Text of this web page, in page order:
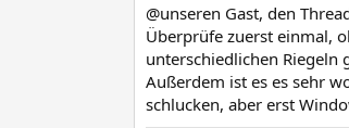
@unseren Gast, den
Überprüfe zuerst einmal,
unterschiedlichen Riegeln
Außerdem ist es es sehr
schlucken, aber erst